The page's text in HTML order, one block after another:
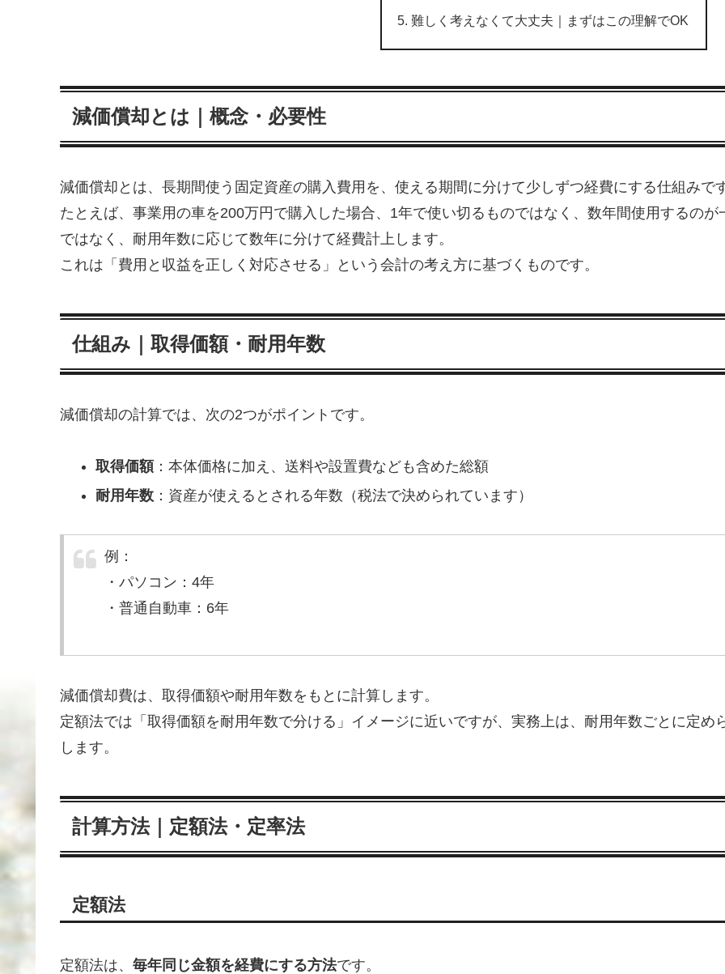
難しく考えなくて大丈夫｜まずはこの理解でOK
減価償却とは｜概念・必要性
減価償却とは、長期間使う固定資産の購入費用を、使える期間に分けて少しずつ経費にする仕組みで
たとえば、事業用の車を200万円で購入した場合、1年で使い切るものではなく、数年間使用するの
ではなく、耐用年数に応じて数年に分けて経費計上します。
これは「費用と収益を正しく対応させる」という会計の考え方に基づくものです。
仕組み｜取得価額・耐用年数
減価償却の計算では、次の2つがポイントです。
取得価額：本体価格に加え、送料や設置費なども含めた総額
耐用年数：資産が使えるとされる年数（税法で決められています）
例：
・パソコン：4年
・普通自動車：6年
減価償却費は、取得価額や耐用年数をもとに計算します。
定額法では「取得価額を耐用年数で分ける」イメージに近いですが、実務上は、耐用年数ごとに定
します。
計算方法｜定額法・定率法
定額法
定額法は、 毎年同じ金額を経費にする方法です。